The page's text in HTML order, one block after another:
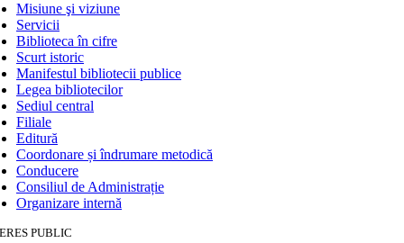
Misiune şi viziune
Servicii
Biblioteca în cifre
Scurt istoric
Manifestul bibliotecii publice
Legea bibliotecilor
Sediul central
Filiale
Editură
Coordonare și îndrumare metodică
Conducere
Consiliul de Administrație
Organizare internă
PUBLIC